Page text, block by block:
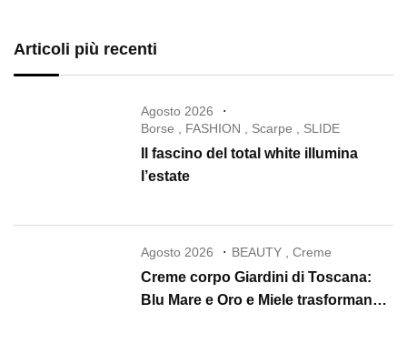
Articoli più recenti
Agosto 2026
Borse , FASHION , Scarpe , SLIDE
Il fascino del total white illumina
l’estate
Agosto 2026 BEAUTY ,Creme
Creme corpo Giardini di Toscana:
Blu Mare e Oro e Miele trasformano